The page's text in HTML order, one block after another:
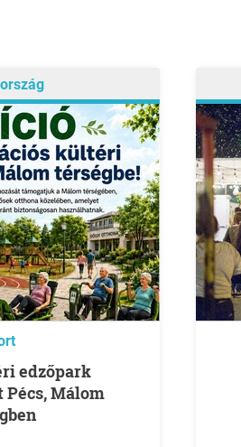
Málom